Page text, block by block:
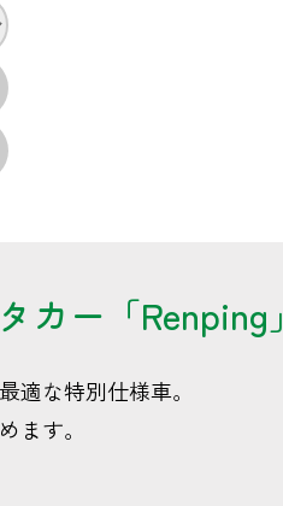
ー「Renping」
な特別仕様車。
ます。